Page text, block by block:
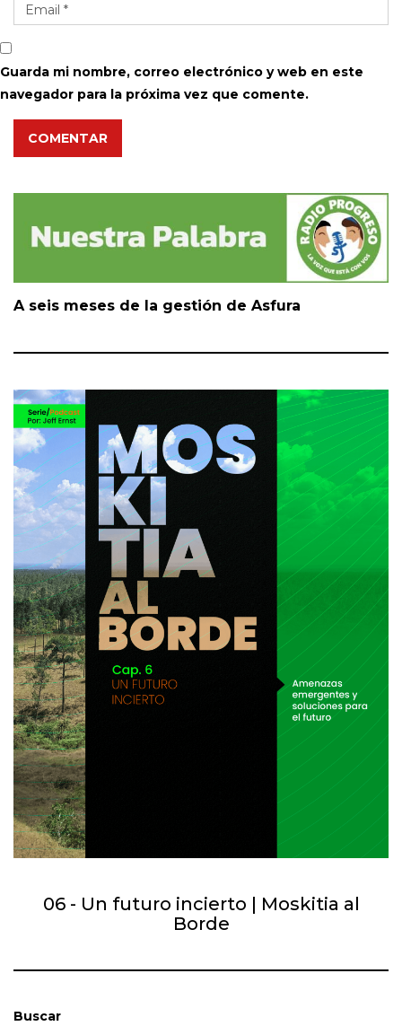
Guarda mi nombre, correo electrónico y web en este
navegador para la próxima vez que comente.
COMENTAR
A seis meses de la gestión de Asfura
06 - Un futuro incierto | Moskitia al
Borde
Buscar